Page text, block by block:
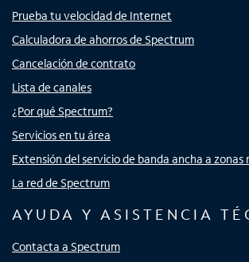
Prueba tu velocidad de Internet
Calculadora de ahorros de Spectrum
Cancelación de contrato
Lista de canales
¿Por qué Spectrum?
Servicios en tu área
Extensión del servicio de banda ancha a zonas
La red de Spectrum
AYUDA Y ASISTENCIA
Contacta a Spectrum